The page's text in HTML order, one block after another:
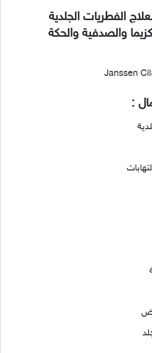
الفطريات الجلدية
والصدفية والحكة
: